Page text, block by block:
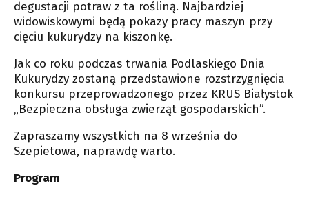
degustacji potraw z ta rośliną. Najbardziej
widowiskowymi będą pokazy pracy maszyn przy
cięciu kukurydzy na kiszonkę.
Jak co roku podczas trwania Podlaskiego Dnia
Kukurydzy zostaną przedstawione rozstrzygnięcia
konkursu przeprowadzonego przez KRUS Białystok
„Bezpieczna obsługa zwierząt gospodarskich”.
Zapraszamy wszystkich na 8 września do
Szepietowa, naprawdę warto.
Program